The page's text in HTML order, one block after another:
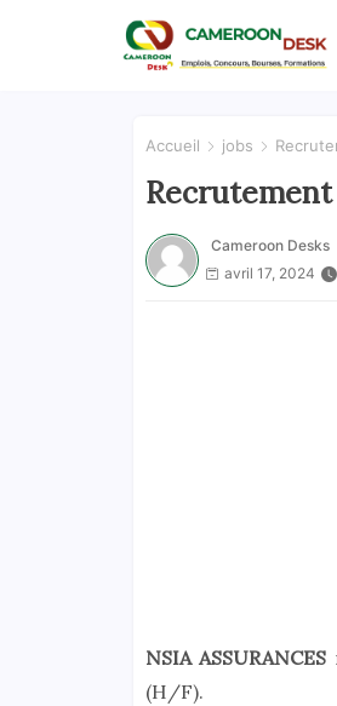
Accueil jobs
Cameroon Desks
avril 17, 2024
NSIA ASSURANCES
(H/F).